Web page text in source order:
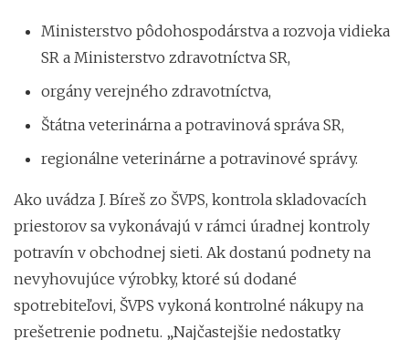
Ministerstvo pôdohospodárstva a rozvoja vidieka
SR a Ministerstvo zdravotníctva SR,
orgány verejného zdravotníctva,
Štátna veterinárna a potravinová správa SR,
regionálne veterinárne a potravinové správy.
Ako uvádza J. Bíreš zo ŠVPS, kontrola skladovacích
priestorov sa vykonávajú v rámci úradnej kontroly
potravín v obchodnej sieti. Ak dostanú podnety na
nevyhovujúce výrobky, ktoré sú dodané
spotrebiteľovi, ŠVPS vykoná kontrolné nákupy na
prešetrenie podnetu. „Najčastejšie nedostatky